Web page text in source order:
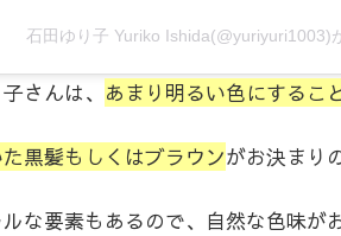
石田ゆり子 Yuriko Ishida(@yuriyuri1003)
さんは、 あまり明るい色にするこ
黒髪もしくはブラウンがお決まり
な要素もあるので、自然な色味が